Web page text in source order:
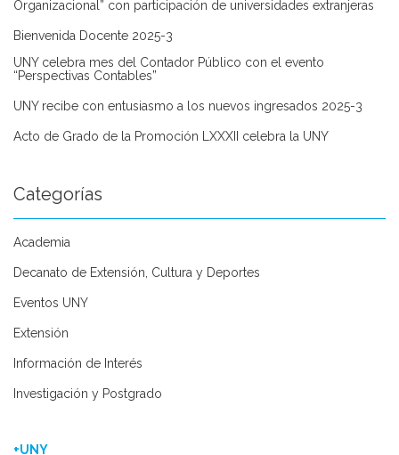
Organizacional” con participación de universidades extranjeras
Bienvenida Docente 2025-3
UNY celebra mes del Contador Público con el evento
“Perspectivas Contables”
UNY recibe con entusiasmo a los nuevos ingresados 2025-3
Acto de Grado de la Promoción LXXXII celebra la UNY
Categorías
Academia
Decanato de Extensión, Cultura y Deportes
Eventos UNY
Extensión
Información de Interés
Investigación y Postgrado
+UNY